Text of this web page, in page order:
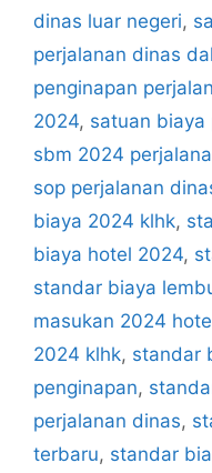
dinas luar negeri,
perjalanan dinas
penginapan
2024, satuan biaya
sbm 2024
sop perjalanan
biaya 2024 klhk,
biaya hotel 2024,
standar biaya
masukan 2024
2024 klhk, standar
penginapan,
perjalanan dinas,
terbaru, standar